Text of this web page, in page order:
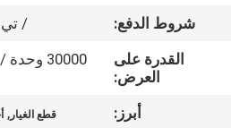
اتصلشروط الدفع:
/ تي
القدرة على
العرض:
30000 وحدة / وحدات شهريا Negociate
أبرز: قطع الغيار ,